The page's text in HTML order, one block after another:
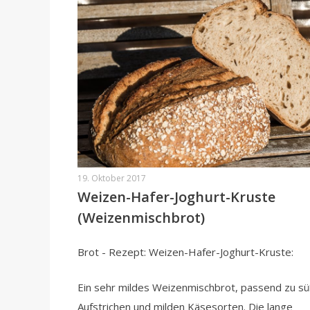
19. Oktober 2017
Weizen-Hafer-Joghurt-Kruste
(Weizenmischbrot)
Brot - Rezept: Weizen-Hafer-Joghurt-Kruste:
Ein sehr mildes Weizenmischbrot, passend zu
Aufstrichen und milden Käsesorten. Die lange